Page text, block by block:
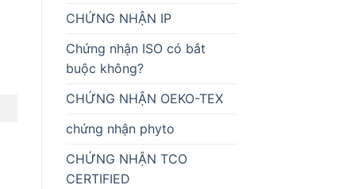
CHỨNG NHẬN IP
Chứng nhận ISO có bắt
buộc không?
CHỨNG NHẬN OEKO-TEX
chứng nhận phyto
CHỨNG NHẬN TCO
CERTIFIED